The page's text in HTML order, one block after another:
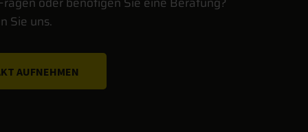
Sie uns.
AUFNEHMEN